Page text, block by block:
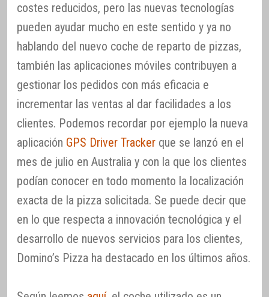
costes reducidos, pero las nuevas tecnologías
pueden ayudar mucho en este sentido y ya no
hablando del nuevo coche de reparto de pizzas,
también las aplicaciones móviles contribuyen a
gestionar los pedidos con más eficacia e
incrementar las ventas al dar facilidades a los
clientes. Podemos recordar por ejemplo la nueva
aplicación GPS Driver Tracker que se lanzó en el
mes de julio en Australia y con la que los clientes
podían conocer en todo momento la localización
exacta de la pizza solicitada. Se puede decir que
en lo que respecta a innovación tecnológica y el
desarrollo de nuevos servicios para los clientes,
Domino’s Pizza ha destacado en los últimos años.